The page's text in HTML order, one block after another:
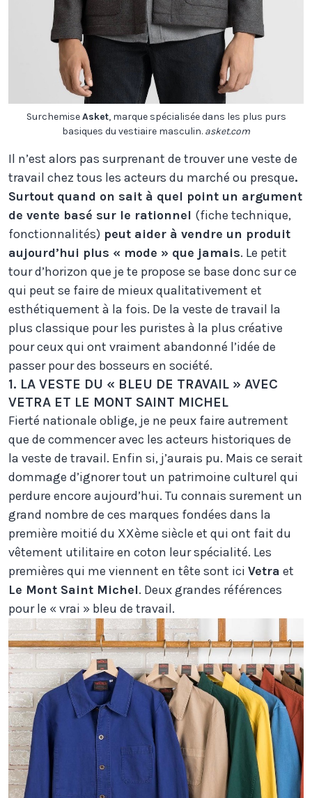
SurchemiseAsket, marque spécialisée dans les plus purs
basiques du vestiaire masculin. asket.com
Il n’est alors pas surprenant de trouver une veste de
travail chez tous les acteurs du marché ou presque.
Surtout quand on sait à quel point un argument
de vente basé sur le rationnel (fiche technique,
fonctionnalités) peut aider à vendre un produit
aujourd’hui plus « mode » que jamais. Le petit
tour d’horizon que je te propose se base donc sur ce
qui peut se faire de mieux qualitativement et
esthétiquement à la fois. De la veste de travail la
plus classique pour les puristes à la plus créative
pour ceux qui ont vraiment abandonné l’idée de
passer pour des bosseurs en société.
1. LA VESTE DU « BLEU DE TRAVAIL » AVEC
VETRA ET LE MONT SAINT MICHEL
Fierté nationale oblige, je ne peux faire autrement
que de commencer avec les acteurs historiques de
la veste de travail. Enfin si, j’aurais pu. Mais ce serait
dommage d’ignorer tout un patrimoine culturel qui
perdure encore aujourd’hui. Tu connais surement un
grand nombre de ces marques fondées dans la
première moitié du XXème siècle et qui ont fait du
vêtement utilitaire en coton leur spécialité. Les
premières qui me viennent en tête sont ici Vetra et
Le Mont Saint Michel. Deux grandes références
pour le « vrai » bleu de travail.